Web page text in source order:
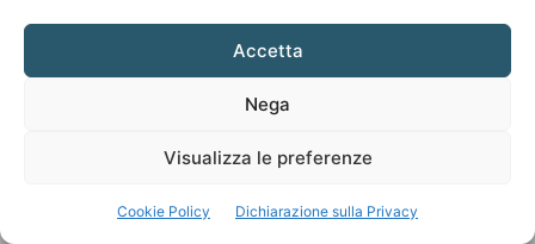
Accetta
Nega
Visualizza le preferenze
Cookie Policy Dichiarazione sulla Privacy